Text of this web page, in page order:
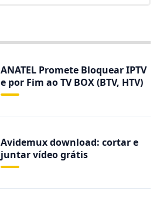
ANATEL Promete Bloquear IPTV
e por Fim ao TV BOX (BTV, HTV)
Avidemux download: cortar e
juntar vídeo grátis